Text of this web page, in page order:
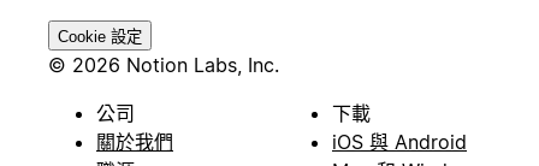
Cookie 設定
© 2026 Notion Labs, Inc.
公司
關於我們
下載
iOS 與 Android